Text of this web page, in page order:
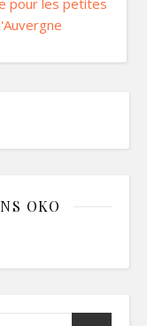
pour les petites
OKO